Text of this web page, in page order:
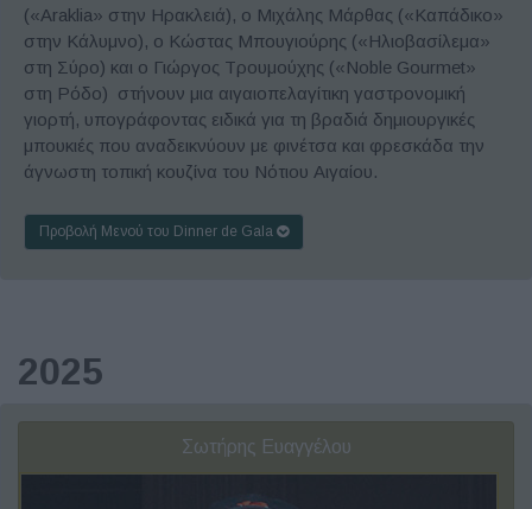
(«Araklia» στην Ηρακλειά), ο Μιχάλης Μάρθας («Καπάδικο»
στην Κάλυμνο), ο Κώστας Μπουγιούρης («Ηλιοβασίλεμα»
στη Σύρο) και ο Γιώργος Τρουμούχης («Noble Gourmet»
στη Ρόδο) στήνουν μια αιγαιοπελαγίτικη γαστρονομική
γιορτή, υπογράφοντας ειδικά για τη βραδιά δημιουργικές
μπουκιές που αναδεικνύουν με φινέτσα και φρεσκάδα την
άγνωστη τοπική κουζίνα του Νότιου Αιγαίου.
Προβολή Μενού του Dinner de Gala
2025
Σωτήρης Ευαγγέλου